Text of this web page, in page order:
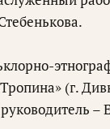
(г.
–